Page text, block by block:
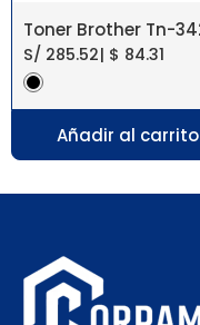
S/ 285.52| $ 84.31
Añadir al carrito